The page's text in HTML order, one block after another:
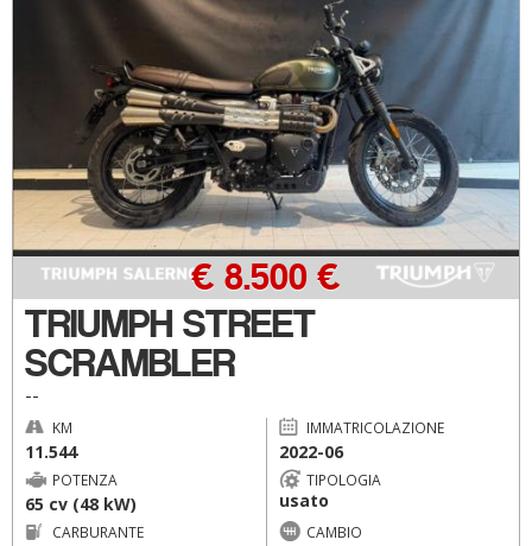
TRIUMPH STREET
SCRAMBLER
--
€ 8.500 €
KM
11.544
IMMATRICOLAZIONE
2022-06
POTENZA
65 cv (48 kW)
TIPOLOGIA
usato
CARBURANTE CAMBIO